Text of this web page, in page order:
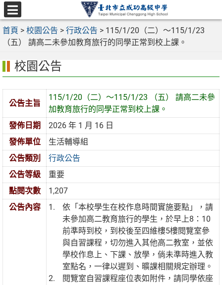
跳
至
主
區
選
單
首頁 > 校園公告 > 行政公告 > 115/1/20（二）～115/1/23
（五） 請高二未參加教育旅行的同學正常到校上課。
校園公告
公告主旨
115/1/20（二）～115/1/23 （五） 請高二未參
加教育旅行的同學正常到校上課。
發佈日期
2026 年 1 月 16 日
發佈單位
生活輔導組
公告類別
行政公告
公告等級
重要
點閱次數
1,207
公告內容
依「本校學生在校作息時間實施要點」，請
未參加高二教育旅行的學生，於早上8：10
前準時到校，到校後至四維樓5樓閱覽室參
與自習課程，切勿進入其他高二教室，並依
學校作息上、下課、放學，倘未準時進入教
室點名，一律以遲到、曠課相關規定辦理。
閱覽室自習課程座位表如附件，請同學依座